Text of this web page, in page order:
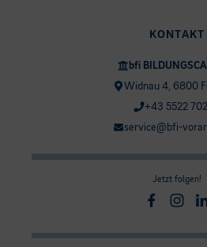
KONTAKT
bfi
Widnau 4, 6800
+43 5522
service@bfi-
Jetzt folgen!
Facebook